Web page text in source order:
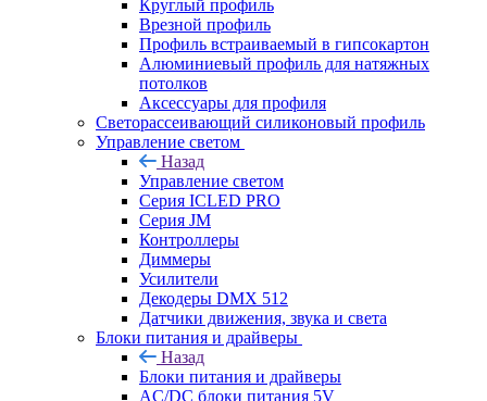
Круглый профиль
Врезной профиль
Профиль встраиваемый в гипсокартон
Алюминиевый профиль для натяжных
потолков
Аксессуары для профиля
Светорассеивающий силиконовый профиль
Управление светом
Назад
Управление светом
Серия ICLED PRO
Серия JM
Контроллеры
Диммеры
Усилители
Декодеры DMX 512
Датчики движения, звука и света
Блоки питания и драйверы
Назад
Блоки питания и драйверы
AC/DC блоки питания 5V